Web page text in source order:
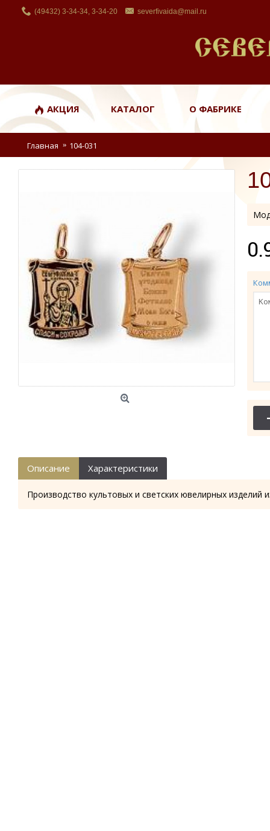
(49432) 3-34-34, 3-34-20 severfivaida@mail.ru
АКЦИЯ КАТАЛОГ О ФАБРИКЕ
Главная 104-031
-
Описание Характеристики
Производство культовых и светских ювелирных изделий